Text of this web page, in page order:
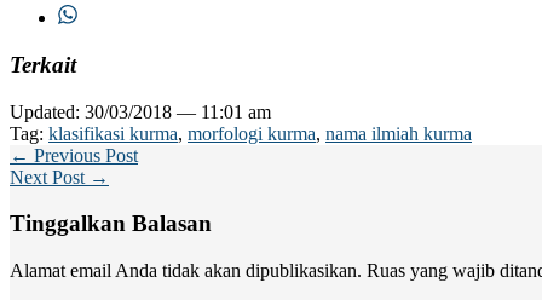
Terkait
Updated: 30/03/2018 — 11:01 am
Tag: klasifikasi kurma, morfologi kurma, nama ilmiah kurma
← Previous Post
Next Post →
Tinggalkan Balasan
Alamat email Anda tidak akan dipublikasikan. Ruas yang wajib